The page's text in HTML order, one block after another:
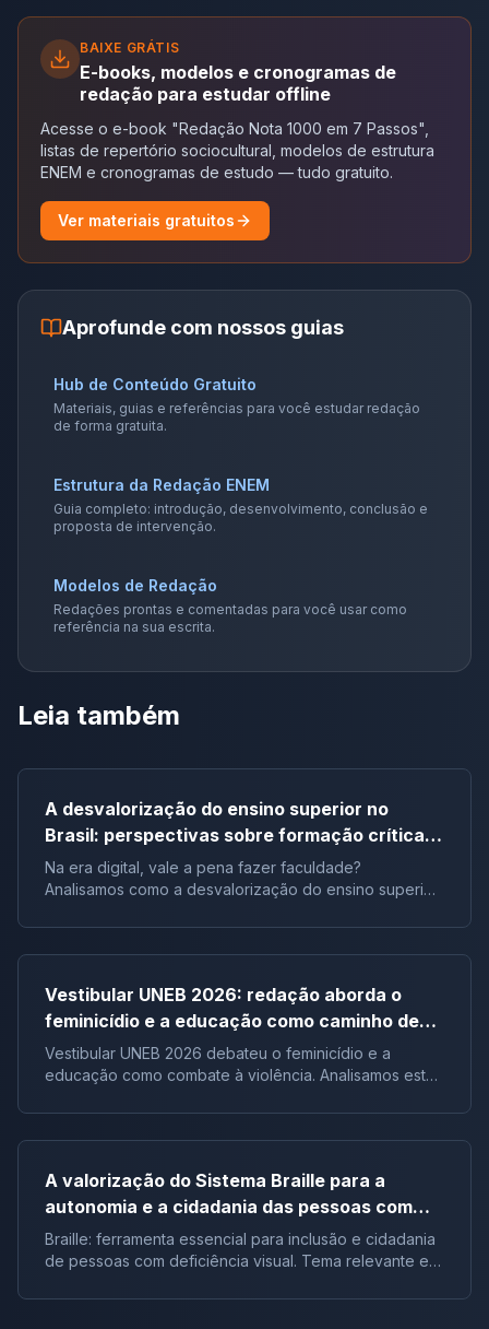
BAIXE GRÁTIS
E-books, modelos e cronogramas de
redação para estudar offline
Acesse o e-book "Redação Nota 1000 em 7 Passos",
listas de repertório sociocultural, modelos de estrutura
ENEM e cronogramas de estudo — tudo gratuito.
Ver materiais gratuitos
Aprofunde com nossos guias
Hub de Conteúdo Gratuito
Materiais, guias e referências para você estudar redação
de forma gratuita.
Estrutura da Redação ENEM
Guia completo: introdução, desenvolvimento, conclusão e
proposta de intervenção.
Modelos de Redação
Redações prontas e comentadas para você usar como
referência na sua escrita.
Leia também
A desvalorização do ensino superior no
Brasil: perspectivas sobre formação crítica e
influência digital |Tema de redação
Na era digital, vale a pena fazer faculdade?
Analisamos como a desvalorização do ensino superior
Brasil.
Vestibular UNEB 2026: redação aborda o
feminicídio e a educação como caminho de
combate à violência
Vestibular UNEB 2026 debateu o feminicídio e a
educação como combate à violência. Analisamos este
para futuras pautas sociais.
A valorização do Sistema Braille para a
autonomia e a cidadania das pessoas com
deficiência visual no Brasil |Tema de redação
Braille: ferramenta essencial para inclusão e cidadania
de pessoas com deficiência visual. Tema relevante em